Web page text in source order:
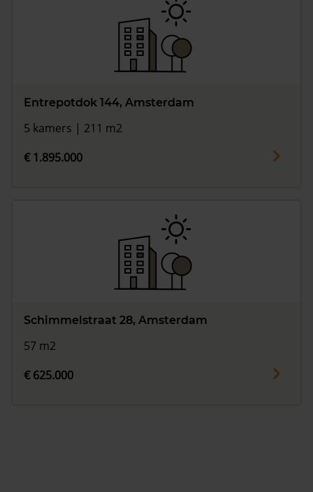
Entrepotdok 144, Amsterdam
5 kamers | 211 m2
€ 1.895.000
Schimmelstraat 28, Amsterdam
57 m2
€ 625.000